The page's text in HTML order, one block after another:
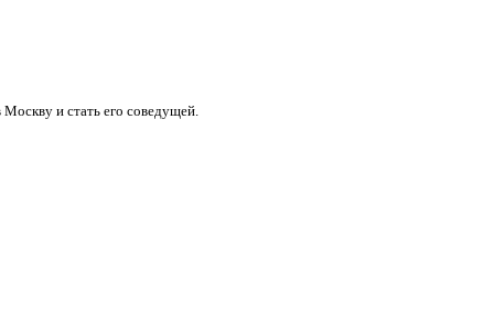
и стать его соведущей.